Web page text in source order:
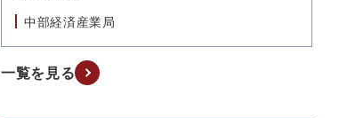
中部経済産業局
一覧を見る